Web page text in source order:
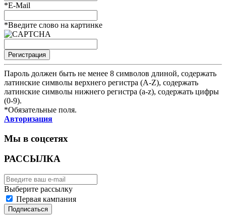
*E-Mail
*Введите слово на картинке
Пароль должен быть не менее 8 символов длиной, содержать
латинские символы верхнего регистра (A-Z), содержать
латинские символы нижнего регистра (a-z), содержать цифры
(0-9).
*Обязательные поля.
Авторизация
Мы в соцсетях
РАССЫЛКА
Выберите рассылку
Первая кампания
Подписаться